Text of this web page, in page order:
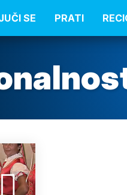
SE PRATI